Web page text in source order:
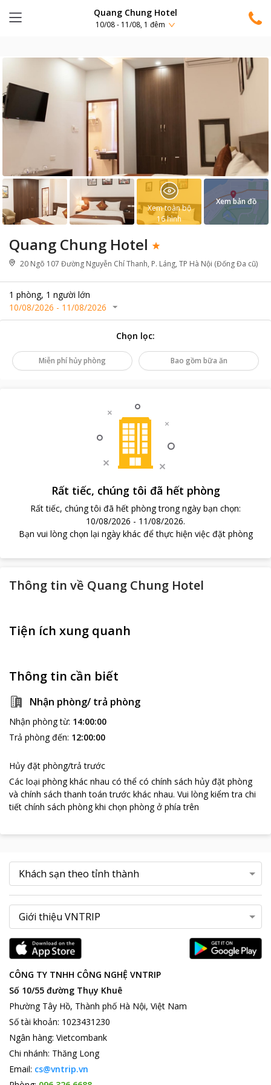
Quang Chung Hotel
10/08 - 11/08, 1 đêm
Quang Chung Hotel
20 Ngõ 107 Đường Nguyễn Chí Thanh, P. Láng, TP Hà Nội (Đống Đa cũ)
1 phòng, 1 người lớn
10/08/2026 - 11/08/2026
Xem toàn bộ
16hình
Xem bản đồ
Chọn lọc:
Miễn phí hủy phòng Bao gồm bữa ăn
Rất tiếc, chúng tôi đã hết phòng
Rất tiếc, chúng tôi đã hết phòng trong ngày bạn chọn:
10/08/2026 - 11/08/2026.
Bạn vui lòng chọn lại ngày khác để thực hiện việc đặt phòng
Thông tin về Quang Chung Hotel
Tiện ích xung quanh
Thông tin cần biết
Nhận phòng/ trả phòng
Nhận phòng từ: 14:00:00
Trả phòng đến: 12:00:00
Hủy đặt phòng/trả trước
Các loại phòng khác nhau có thể có chính sách hủy đặt phòng
và chính sách thanh toán trước khác nhau. Vui lòng kiểm tra chi
tiết chính sách phòng khi chọn phòng ở phía trên
CÔNG TY TNHH CÔNG NGHỆ VNTRIP
Số 10/55 đường Thụy Khuê
Phường Tây Hồ, Thành phố Hà Nội, Việt Nam
Số tài khoản: 1023431230
Ngân hàng: Vietcombank
Chi nhánh: Thăng Long
Email: cs@vntrip.vn